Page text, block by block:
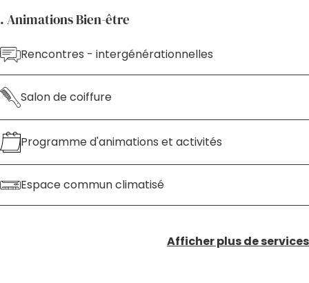
. Animations Bien-être
Rencontres - intergénérationnelles
Salon de coiffure
Programme d'animations et activités
Espace commun climatisé
Afficher plus de services